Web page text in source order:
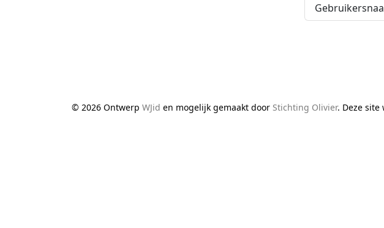
© 2026 Ontwerp WJid en mogelijk gemaakt door Stichting Olivier. Deze site